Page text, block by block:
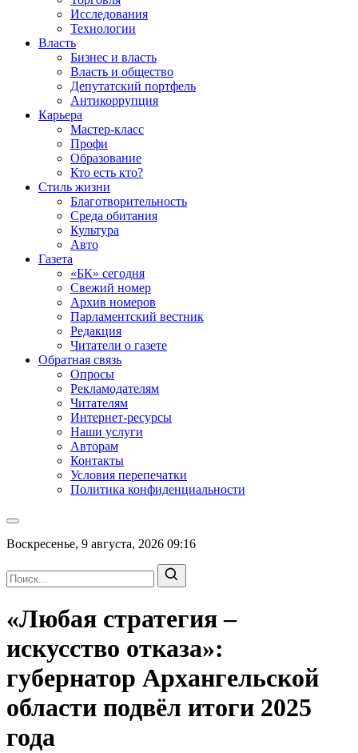
Исследования
Технологии
Власть
Бизнес и власть
Власть и общество
Депутатский портфель
Антикоррупция
Карьера
Мастер-класс
Профи
Образование
Кто есть кто?
Стиль жизни
Благотворительность
Среда обитания
Культура
Авто
Газета
«БК» сегодня
Свежий номер
Архив номеров
Парламентский вестник
Редакция
Читатели о газете
Обратная связь
Опросы
Рекламодателям
Читателям
Интернет-ресурсы
Наши услуги
Авторам
Контакты
Условия перепечатки
Политика конфиденциальности
Воскресенье, 9 августа, 2026 09:16
«Любая стратегия –
искусство отказа»:
губернатор Архангельской
области подвёл итоги 2025
года